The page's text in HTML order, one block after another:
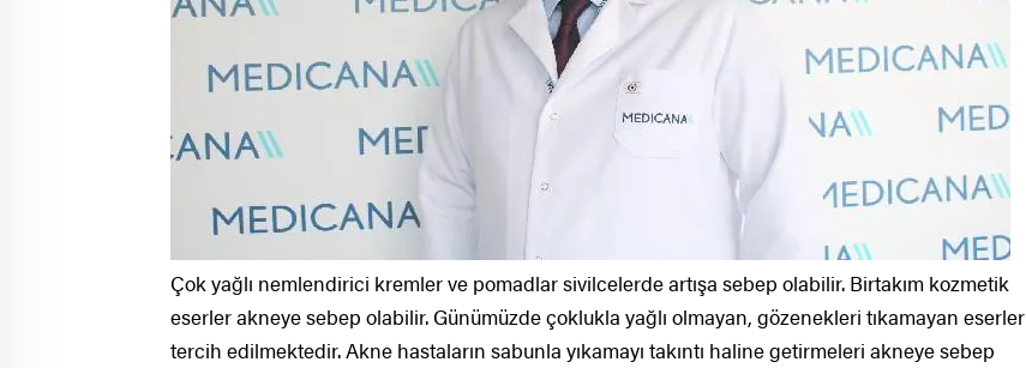
Çok yağlı nemlendirici kremler ve pomadlar sivilcelerde artışa sebep olabilir. Birtakım kozmetik
eserler akneye sebep olabilir. Günümüzde çoklukla yağlı olmayan, gözenekleri tıkamayan eserler
tercih edilmektedir. Akne hastaların sabunla yıkamayı takıntı haline getirmeleri akneye sebep